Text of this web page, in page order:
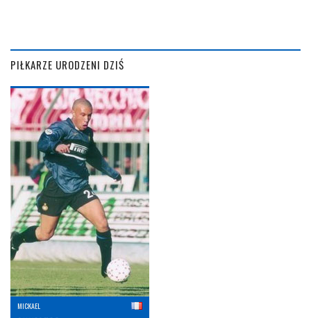
PIŁKARZE URODZENI DZIŚ
MICKAEL